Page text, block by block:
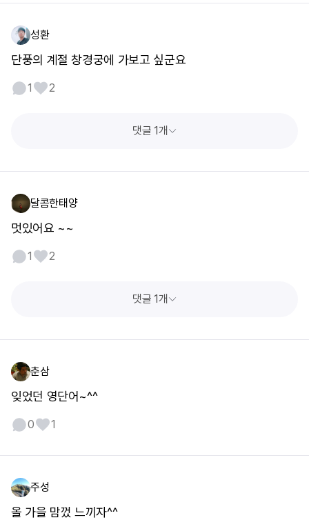
성환
단풍의 계절 창경궁에 가보고 싶군요
1 2
댓글 1개
달콤한태양
멋있어요 ~~
1 2
댓글 1개
춘삼
잊었던 영단어~^^
0 1
주성
올 가을 맘껐 느끼자^^